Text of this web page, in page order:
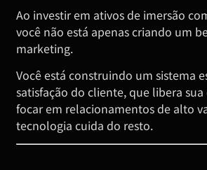
Ao investir em ativos de imersão
você não está apenas criando um
marketing.
Você está construindo um sistema
satisfação do cliente, que libera
focar em relacionamentos de alto
tecnologia cuida do resto.